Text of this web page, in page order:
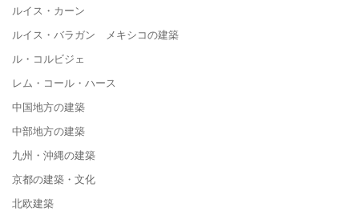
ルイス・カーン
ルイス・バラガン メキシコの建築
ル・コルビジェ
レム・コール・ハース
中国地方の建築
中部地方の建築
九州・沖縄の建築
京都の建築・文化
北欧建築